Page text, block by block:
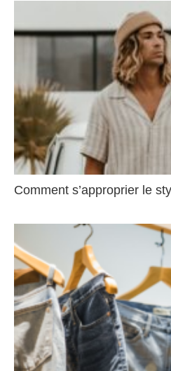
Comment s’approprier le